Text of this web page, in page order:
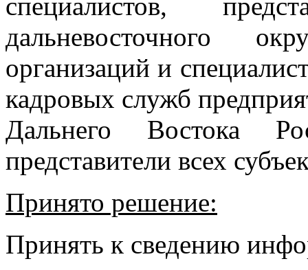
дальневосточного
организаций и
кадровых служб
Дальнего Востока
представители всех
Принято решение:
Принять к сведению